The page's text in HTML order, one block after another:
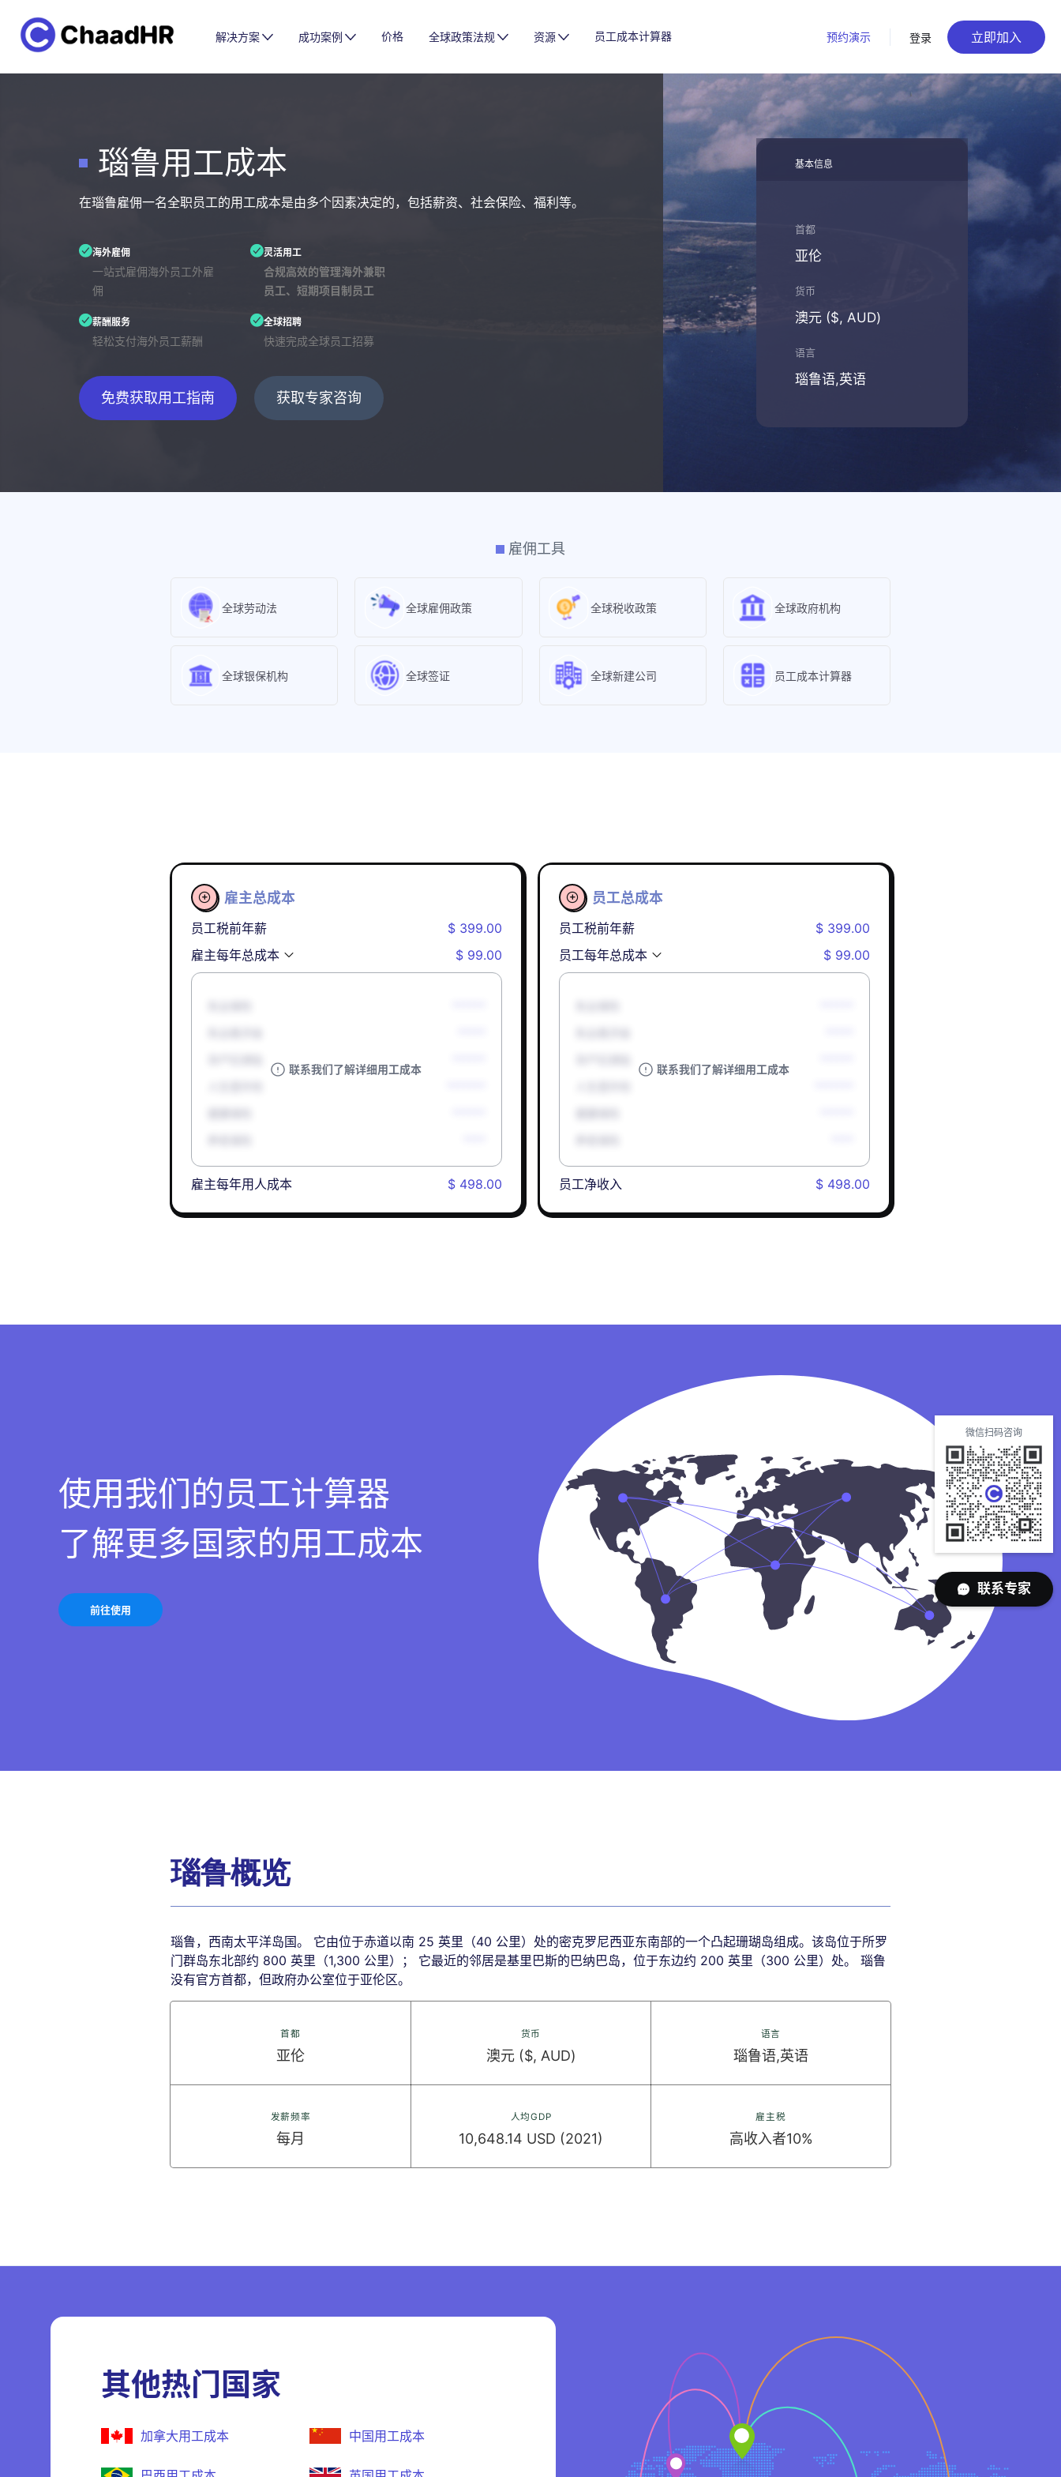
解决方案 成功案例 价格 全球政策法规 资源 员工成本计算器 预约演示 登录 立即加入
瑙鲁用工成本
在瑙鲁雇佣一名全职员工的用工成本是由多个因素决定的，包括薪资、社会保险、福利等。
海外雇佣
一站式雇佣海外员工外雇
佣
灵活用工
合规高效的管理海外兼职
员工、短期项目制员工
薪酬服务
轻松支付海外员工薪酬
全球招聘
快速完成全球员工招募
免费获取用工指南 获取专家咨询
基本信息
首都
亚伦
货币
澳元 ($, AUD)
语言
瑙鲁语,英语
雇佣工具
全球劳动法 全球雇佣政策 全球税收政策 全球政府机构
全球银保机构 全球签证 全球新建公司 员工成本计算器
 雇主总成本
员工税前年薪
$ 399.00
雇主每年总成本
$ 99.00
联系我们了解详细用工成本
雇主每年用人成本 $ 498.00
 员工总成本
员工税前年薪
$ 399.00
员工每年总成本
$ 99.00
联系我们了解详细用工成本
员工净收入 $ 498.00
使用我们的员工计算器
了解更多国家的用工成本
前往使用
瑙鲁概览
瑙鲁，西南太平洋岛国。 它由位于赤道以南 25 英里（40 公里）处的密克罗尼西亚东南部的一个凸起珊瑚岛组成。该岛位于所罗
门群岛东北部约 800 英里（1,300 公里）； 它最近的邻居是基里巴斯的巴纳巴岛，位于东边约 200 英里（300 公里）处。 瑙鲁
没有官方首都，但政府办公室位于亚伦区。
首都
亚伦
货币
澳元 ($, AUD)
语言
瑙鲁语,英语
发薪频率
每月
人均GDP
10,648.14 USD (2021)
雇主税
高收入者10%
其他热门国家
加拿大用工成本 中国用工成本
微信扫码咨询
联系专家